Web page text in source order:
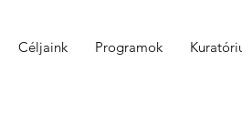
Céljaink Programok